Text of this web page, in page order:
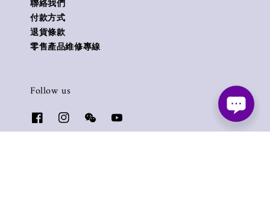
聯絡我們
付款方式
退貨條款
零售產品維修專線
Follow us